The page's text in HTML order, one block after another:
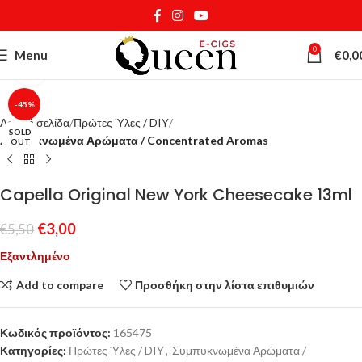
Menu 0 €
-45%
SOLD
OUT
Κάντε κλικ για μεγέθυνση
Αρχική σελίδα Πρώτες Ύλες / DIY
Συμπυκνωμένα Αρώματα / Concentrated Aromas
Capella Original New York Cheesecake 13ml
€5,50 €3,00
Εξαντλημένο
Add to compare Προσθήκη στην λίστα επιθυμιών
Κωδικός προϊόντος: 165475
Κατηγορίες: Πρώτες Ύλες / DIY, Συμπυκνωμένα Αρώματα /